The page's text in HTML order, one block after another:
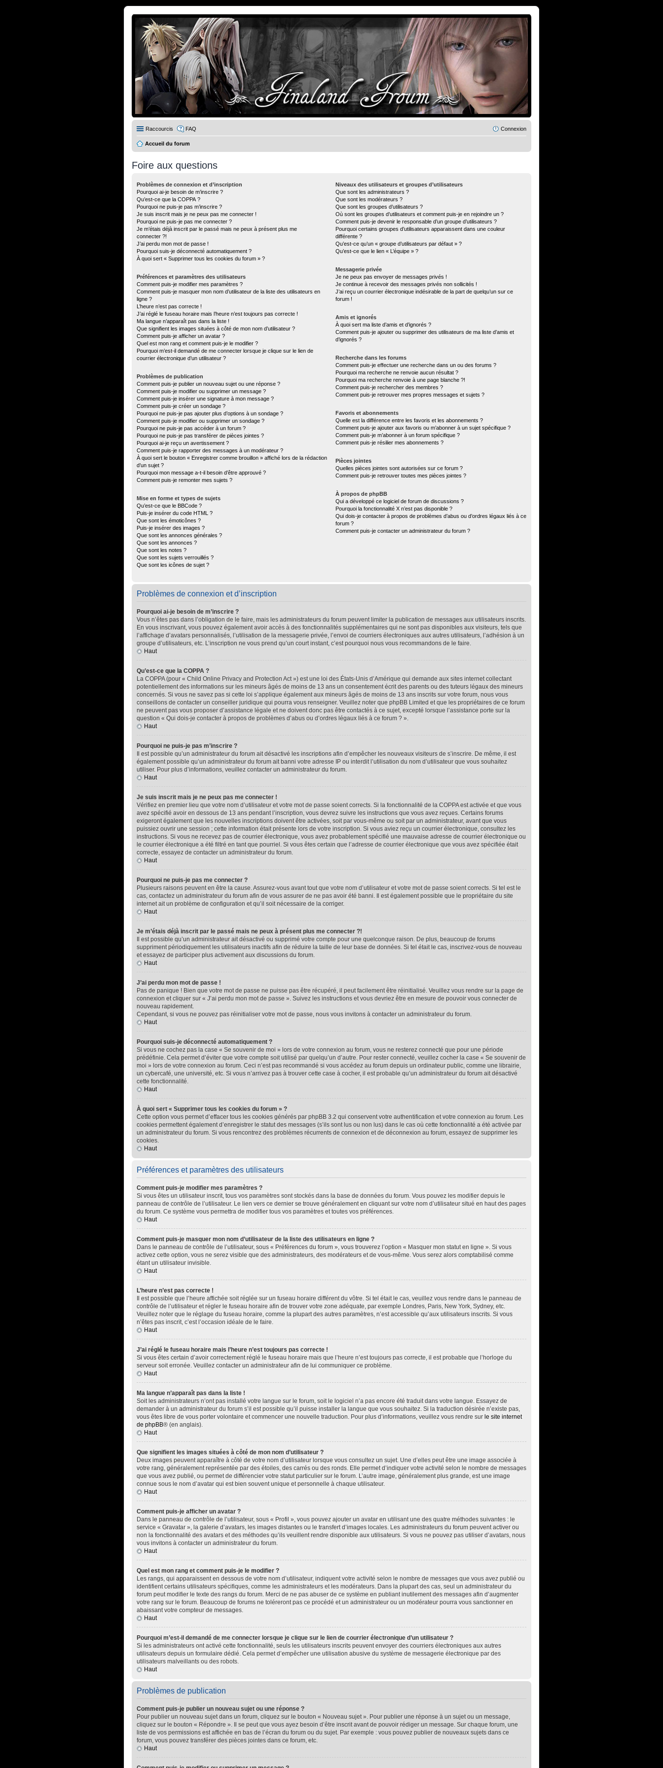
Raccourcis FAQ Connexion
Accueil du forum
Foire aux questions
Problèmes de connexion et d’inscription
Pourquoi ai-je besoin de m’inscrire ?
Qu’est-ce que la COPPA ?
Pourquoi ne puis-je pas m’inscrire ?
Je suis inscrit mais je ne peux pas me connecter !
Pourquoi ne puis-je pas me connecter ?
Je m’étais déjà inscrit par le passé mais ne peux à présent plus me
connecter ?!
J’ai perdu mon mot de passe !
Pourquoi suis-je déconnecté automatiquement ?
À quoi sert « Supprimer tous les cookies du forum » ?
Préférences et paramètres des utilisateurs
Comment puis-je modifier mes paramètres ?
Comment puis-je masquer mon nom d’utilisateur de la liste des utilisateurs en
ligne ?
L’heure n’est pas correcte !
J’ai réglé le fuseau horaire mais l’heure n’est toujours pas correcte !
Ma langue n’apparaît pas dans la liste !
Que signifient les images situées à côté de mon nom d’utilisateur ?
Comment puis-je afficher un avatar ?
Quel est mon rang et comment puis-je le modifier ?
Pourquoi m’est-il demandé de me connecter lorsque je clique sur le lien de
courrier électronique d’un utilisateur ?
Problèmes de publication
Comment puis-je publier un nouveau sujet ou une réponse ?
Comment puis-je modifier ou supprimer un message ?
Comment puis-je insérer une signature à mon message ?
Comment puis-je créer un sondage ?
Pourquoi ne puis-je pas ajouter plus d’options à un sondage ?
Comment puis-je modifier ou supprimer un sondage ?
Pourquoi ne puis-je pas accéder à un forum ?
Pourquoi ne puis-je pas transférer de pièces jointes ?
Pourquoi ai-je reçu un avertissement ?
Comment puis-je rapporter des messages à un modérateur ?
À quoi sert le bouton « Enregistrer comme brouillon » affiché lors de la rédaction
d’un sujet ?
Pourquoi mon message a-t-il besoin d’être approuvé ?
Comment puis-je remonter mes sujets ?
Mise en forme et types de sujets
Qu’est-ce que le BBCode ?
Puis-je insérer du code HTML ?
Que sont les émoticônes ?
Puis-je insérer des images ?
Que sont les annonces générales ?
Que sont les annonces ?
Que sont les notes ?
Que sont les sujets verrouillés ?
Que sont les icônes de sujet ?
Niveaux des utilisateurs et groupes d’utilisateurs
Que sont les administrateurs ?
Que sont les modérateurs ?
Que sont les groupes d’utilisateurs ?
Où sont les groupes d’utilisateurs et comment puis-je en rejoindre un ?
Comment puis-je devenir le responsable d’un groupe d’utilisateurs ?
Pourquoi certains groupes d’utilisateurs apparaissent dans une couleur
différente ?
Qu’est-ce qu’un « groupe d’utilisateurs par défaut » ?
Qu’est-ce que le lien « L’équipe » ?
Messagerie privée
Je ne peux pas envoyer de messages privés !
Je continue à recevoir des messages privés non sollicités !
J’ai reçu un courrier électronique indésirable de la part de quelqu’un sur ce
forum !
Amis et ignorés
À quoi sert ma liste d’amis et d’ignorés ?
Comment puis-je ajouter ou supprimer des utilisateurs de ma liste d’amis et
d’ignorés ?
Recherche dans les forums
Comment puis-je effectuer une recherche dans un ou des forums ?
Pourquoi ma recherche ne renvoie aucun résultat ?
Pourquoi ma recherche renvoie à une page blanche ?!
Comment puis-je rechercher des membres ?
Comment puis-je retrouver mes propres messages et sujets ?
Favoris et abonnements
Quelle est la différence entre les favoris et les abonnements ?
Comment puis-je ajouter aux favoris ou m’abonner à un sujet spécifique ?
Comment puis-je m’abonner à un forum spécifique ?
Comment puis-je résilier mes abonnements ?
Pièces jointes
Quelles pièces jointes sont autorisées sur ce forum ?
Comment puis-je retrouver toutes mes pièces jointes ?
À propos de phpBB
Qui a développé ce logiciel de forum de discussions ?
Pourquoi la fonctionnalité X n’est pas disponible ?
Qui dois-je contacter à propos de problèmes d’abus ou d’ordres légaux liés à ce
forum ?
Comment puis-je contacter un administrateur du forum ?
Problèmes de connexion et d’inscription
Pourquoi ai-je besoin de m’inscrire ?
Vous n’êtes pas dans l’obligation de le faire, mais les administrateurs du forum peuvent limiter la publication de messages aux utilisateurs inscrits.
En vous inscrivant, vous pouvez également avoir accès à des fonctionnalités supplémentaires qui ne sont pas disponibles aux visiteurs, tels que
l’affichage d’avatars personnalisés, l’utilisation de la messagerie privée, l’envoi de courriers électroniques aux autres utilisateurs, l’adhésion à un
groupe d’utilisateurs, etc. L’inscription ne vous prend qu’un court instant, c’est pourquoi nous vous recommandons de le faire.
Haut
Qu’est-ce que la COPPA ?
La COPPA (pour « Child Online Privacy and Protection Act ») est une loi des États-Unis d’Amérique qui demande aux sites internet collectant
potentiellement des informations sur les mineurs âgés de moins de 13 ans un consentement écrit des parents ou des tuteurs légaux des mineurs
concernés. Si vous ne savez pas si cette loi s’applique également aux mineurs âgés de moins de 13 ans inscrits sur votre forum, nous vous
conseillons de contacter un conseiller juridique qui pourra vous renseigner. Veuillez noter que phpBB Limited et que les propriétaires de ce forum
ne peuvent pas vous proposer d’assistance légale et ne doivent donc pas être contactés à ce sujet, excepté lorsque l’assistance porte sur la
question « Qui dois-je contacter à propos de problèmes d’abus ou d’ordres légaux liés à ce forum ? ».
Haut
Pourquoi ne puis-je pas m’inscrire ?
Il est possible qu’un administrateur du forum ait désactivé les inscriptions afin d’empêcher les nouveaux visiteurs de s’inscrire. De même, il est
également possible qu’un administrateur du forum ait banni votre adresse IP ou interdit l’utilisation du nom d’utilisateur que vous souhaitez
utiliser. Pour plus d’informations, veuillez contacter un administrateur du forum.
Haut
Je suis inscrit mais je ne peux pas me connecter !
Vérifiez en premier lieu que votre nom d’utilisateur et votre mot de passe soient corrects. Si la fonctionnalité de la COPPA est activée et que vous
avez spécifié avoir en dessous de 13 ans pendant l’inscription, vous devrez suivre les instructions que vous avez reçues. Certains forums
exigeront également que les nouvelles inscriptions doivent être activées, soit par vous-même ou soit par un administrateur, avant que vous
puissiez ouvrir une session ; cette information était présente lors de votre inscription. Si vous aviez reçu un courrier électronique, consultez les
instructions. Si vous ne recevez pas de courrier électronique, vous avez probablement spécifié une mauvaise adresse de courrier électronique ou
le courrier électronique a été filtré en tant que pourriel. Si vous êtes certain que l’adresse de courrier électronique que vous avez spécifiée était
correcte, essayez de contacter un administrateur du forum.
Haut
Pourquoi ne puis-je pas me connecter ?
Plusieurs raisons peuvent en être la cause. Assurez-vous avant tout que votre nom d’utilisateur et votre mot de passe soient corrects. Si tel est le
cas, contactez un administrateur du forum afin de vous assurer de ne pas avoir été banni. Il est également possible que le propriétaire du site
internet ait un problème de configuration et qu’il soit nécessaire de la corriger.
Haut
Je m’étais déjà inscrit par le passé mais ne peux à présent plus me connecter ?!
Il est possible qu’un administrateur ait désactivé ou supprimé votre compte pour une quelconque raison. De plus, beaucoup de forums
suppriment périodiquement les utilisateurs inactifs afin de réduire la taille de leur base de données. Si tel était le cas, inscrivez-vous de nouveau
et essayez de participer plus activement aux discussions du forum.
Haut
J’ai perdu mon mot de passe !
Pas de panique ! Bien que votre mot de passe ne puisse pas être récupéré, il peut facilement être réinitialisé. Veuillez vous rendre sur la page de
connexion et cliquer sur « J’ai perdu mon mot de passe ». Suivez les instructions et vous devriez être en mesure de pouvoir vous connecter de
nouveau rapidement.
Cependant, si vous ne pouvez pas réinitialiser votre mot de passe, nous vous invitons à contacter un administrateur du forum.
Haut
Pourquoi suis-je déconnecté automatiquement ?
Si vous ne cochez pas la case « Se souvenir de moi » lors de votre connexion au forum, vous ne resterez connecté que pour une période
prédéfinie. Cela permet d’éviter que votre compte soit utilisé par quelqu’un d’autre. Pour rester connecté, veuillez cocher la case « Se souvenir de
moi » lors de votre connexion au forum. Ceci n’est pas recommandé si vous accédez au forum depuis un ordinateur public, comme une librairie,
un cybercafé, une université, etc. Si vous n’arrivez pas à trouver cette case à cocher, il est probable qu’un administrateur du forum ait désactivé
cette fonctionnalité.
Haut
À quoi sert « Supprimer tous les cookies du forum » ?
Cette option vous permet d’effacer tous les cookies générés par phpBB 3.2 qui conservent votre authentification et votre connexion au forum. Les
cookies permettent également d’enregistrer le statut des messages (s’ils sont lus ou non lus) dans le cas où cette fonctionnalité a été activée par
un administrateur du forum. Si vous rencontrez des problèmes récurrents de connexion et de déconnexion au forum, essayez de supprimer les
cookies.
Haut
Préférences et paramètres des utilisateurs
Comment puis-je modifier mes paramètres ?
Si vous êtes un utilisateur inscrit, tous vos paramètres sont stockés dans la base de données du forum. Vous pouvez les modifier depuis le
panneau de contrôle de l’utilisateur. Le lien vers ce dernier se trouve généralement en cliquant sur votre nom d’utilisateur situé en haut des pages
du forum. Ce système vous permettra de modifier tous vos paramètres et toutes vos préférences.
Haut
Comment puis-je masquer mon nom d’utilisateur de la liste des utilisateurs en ligne ?
Dans le panneau de contrôle de l’utilisateur, sous « Préférences du forum », vous trouverez l’option « Masquer mon statut en ligne ». Si vous
activez cette option, vous ne serez visible que des administrateurs, des modérateurs et de vous-même. Vous serez alors comptabilisé comme
étant un utilisateur invisible.
Haut
L’heure n’est pas correcte !
Il est possible que l’heure affichée soit réglée sur un fuseau horaire différent du vôtre. Si tel était le cas, veuillez vous rendre dans le panneau de
contrôle de l’utilisateur et régler le fuseau horaire afin de trouver votre zone adéquate, par exemple Londres, Paris, New York, Sydney, etc.
Veuillez noter que le réglage du fuseau horaire, comme la plupart des autres paramètres, n’est accessible qu’aux utilisateurs inscrits. Si vous
n’êtes pas inscrit, c’est l’occasion idéale de le faire.
Haut
J’ai réglé le fuseau horaire mais l’heure n’est toujours pas correcte !
Si vous êtes certain d’avoir correctement réglé le fuseau horaire mais que l’heure n’est toujours pas correcte, il est probable que l’horloge du
serveur soit erronée. Veuillez contacter un administrateur afin de lui communiquer ce problème.
Haut
Ma langue n’apparaît pas dans la liste !
Soit les administrateurs n’ont pas installé votre langue sur le forum, soit le logiciel n’a pas encore été traduit dans votre langue. Essayez de
demander à un administrateur du forum s’il est possible qu’il puisse installer la langue que vous souhaitez. Si la traduction désirée n’existe pas,
vous êtes libre de vous porter volontaire et commencer une nouvelle traduction. Pour plus d’informations, veuillez vous rendre sur le site internet
de phpBB® (en anglais).
Haut
Que signifient les images situées à côté de mon nom d’utilisateur ?
Deux images peuvent apparaître à côté de votre nom d’utilisateur lorsque vous consultez un sujet. Une d’elles peut être une image associée à
votre rang, généralement représentée par des étoiles, des carrés ou des ronds. Elle permet d’indiquer votre activité selon le nombre de messages
que vous avez publié, ou permet de différencier votre statut particulier sur le forum. L’autre image, généralement plus grande, est une image
connue sous le nom d’avatar qui est bien souvent unique et personnelle à chaque utilisateur.
Haut
Comment puis-je afficher un avatar ?
Dans le panneau de contrôle de l’utilisateur, sous « Profil », vous pouvez ajouter un avatar en utilisant une des quatre méthodes suivantes : le
service « Gravatar », la galerie d’avatars, les images distantes ou le transfert d’images locales. Les administrateurs du forum peuvent activer ou
non la fonctionnalité des avatars et des méthodes qu’ils veuillent rendre disponible aux utilisateurs. Si vous ne pouvez pas utiliser d’avatars, nous
vous invitons à contacter un administrateur du forum.
Haut
Quel est mon rang et comment puis-je le modifier ?
Les rangs, qui apparaissent en dessous de votre nom d’utilisateur, indiquent votre activité selon le nombre de messages que vous avez publié ou
identifient certains utilisateurs spécifiques, comme les administrateurs et les modérateurs. Dans la plupart des cas, seul un administrateur du
forum peut modifier le texte des rangs du forum. Merci de ne pas abuser de ce système en publiant inutilement des messages afin d’augmenter
votre rang sur le forum. Beaucoup de forums ne toléreront pas ce procédé et un administrateur ou un modérateur pourra vous sanctionner en
abaissant votre compteur de messages.
Haut
Pourquoi m’est-il demandé de me connecter lorsque je clique sur le lien de courrier électronique d’un utilisateur ?
Si les administrateurs ont activé cette fonctionnalité, seuls les utilisateurs inscrits peuvent envoyer des courriers électroniques aux autres
utilisateurs depuis un formulaire dédié. Cela permet d’empêcher une utilisation abusive du système de messagerie électronique par des
utilisateurs malveillants ou des robots.
Haut
Problèmes de publication
Comment puis-je publier un nouveau sujet ou une réponse ?
Pour publier un nouveau sujet dans un forum, cliquez sur le bouton « Nouveau sujet ». Pour publier une réponse à un sujet ou un message,
cliquez sur le bouton « Répondre ». Il se peut que vous ayez besoin d’être inscrit avant de pouvoir rédiger un message. Sur chaque forum, une
liste de vos permissions est affichée en bas de l’écran du forum ou du sujet. Par exemple : vous pouvez publier de nouveaux sujets dans ce
forum, vous pouvez transférer des pièces jointes dans ce forum, etc.
Haut